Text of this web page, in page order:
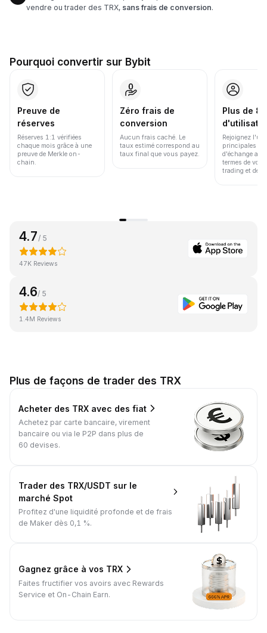
vendre ou trader des TRX, sans frais de conversion.
Pourquoi convertir sur Bybit
Preuve de
réserves
Réserves 1:1 vérifiées
chaque mois grâce à une
preuve de Merkle on-
chain.
Zéro frais de
conversion
Aucun frais caché. Le
taux estimé correspond au
taux final que vous payez.
Plus de
Rejoignez
principales
d'échange au
termes de
trading et de
4.7 / 5
47K Reviews
4.6/ 5
1.4M Reviews
Plus de façons de trader des TRX
Acheter des TRX avec des fiat
Achetez par carte bancaire, virement
bancaire ou via le P2P dans plus de
60 devises.
Trader des TRX/USDT sur le
marché Spot
Profitez d'une liquidité profonde et de frais
de Maker dès 0,1 %.
Gagnez grâce à vos TRX
Faites fructifier vos avoirs avec Rewards
Service et On-Chain Earn.